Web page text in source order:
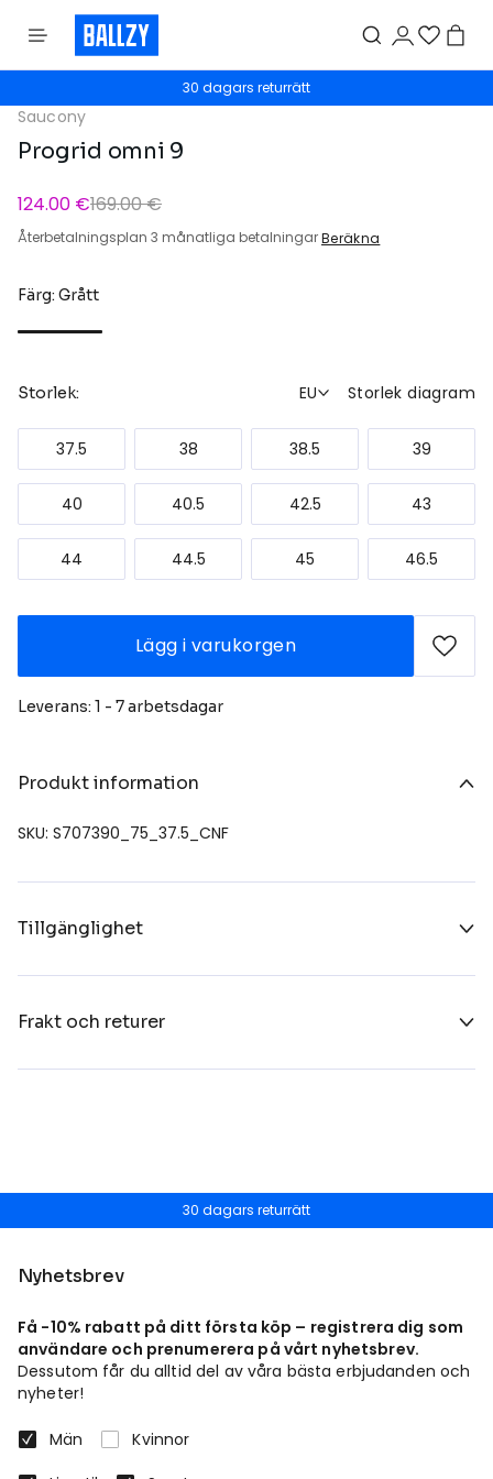
30 dagars returrätt
Saucony
Progrid omni 9
124.00 €169.00 €
Återbetalningsplan 3 månatliga betalningarBeräkna
Färg: Grått
Storlek: EU Storlek diagram
37.5 38 38.5 39
40 40.5 42.5 43
44 44.5 45 46.5
Lägg i varukorgen
Leverans: 1 - 7 arbetsdagar
Produkt information
SKU: S707390_75_37.5_CNF
Tillgänglighet
Frakt och returer
30 dagars returrätt
Nyhetsbrev
Få -10% rabatt på ditt första köp – registrera dig som
användare och prenumerera på vårt nyhetsbrev.
Dessutom får du alltid del av våra bästa erbjudanden och
nyheter!
Män
Kvinnor